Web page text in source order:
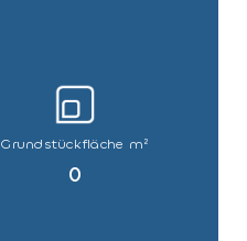
Grundstückfläche m²
0